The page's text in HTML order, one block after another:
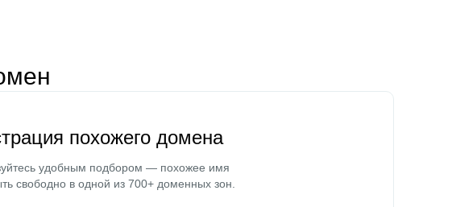
похожего домена
удобным подбором — похожее имя
свободно в одной из 700+ доменных зон.